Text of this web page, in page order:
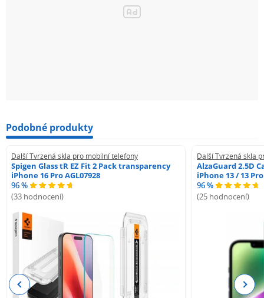
Podobné produkty
Další Tvrzená skla pro mobilní telefony
Spigen Glass tR EZ Fit 2 Pack transparency
iPhone 16 Pro AGL07928
96 %
(33 hodnocení)
Další Tvrzená skla
AlzaGuard 2.5D
iPhone 13 / 13 Pro
96 %
(25 hodnocení)
Previous Next